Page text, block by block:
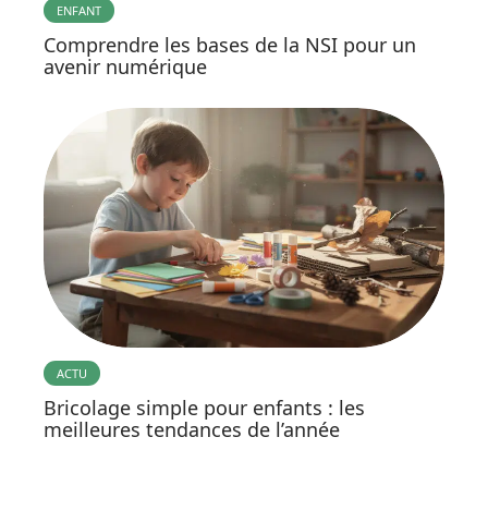
ENFANT
Comprendre les bases de la NSI pour un
avenir numérique
ACTU
Bricolage simple pour enfants : les
meilleures tendances de l’année